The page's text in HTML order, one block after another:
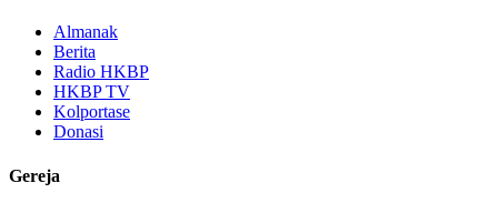
Almanak
Berita
Radio HKBP
HKBP TV
Kolportase
Donasi
Gereja